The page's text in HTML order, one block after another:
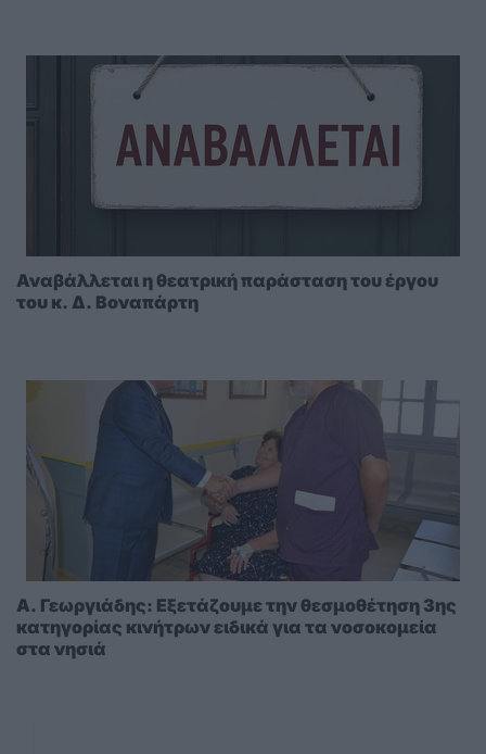
Αναβάλλεται η θεατρική παράσταση του έργου
του κ. Δ. Βοναπάρτη
A. Γεωργιάδης: Eξετάζουμε την θεσμοθέτηση 3ης
κατηγορίας κινήτρων ειδικά για τα νοσοκομεία
στα νησιά